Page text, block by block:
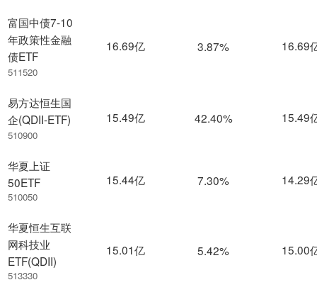
富国中债7-10
年政策性金融
债ETF
511520
易方达恒生国
企(QDII-ETF)
510900
华夏上证
50ETF
510050
华夏恒生互联
网科技业
ETF(QDII)
513330
16.69亿 3.87% 16.69
15.49亿 42.40% 15.49
15.44亿 7.30% 14.29
15.01亿 5.42% 15.00